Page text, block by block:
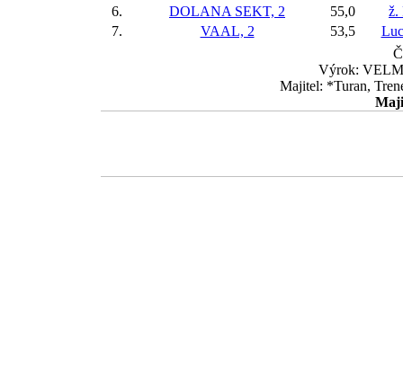
6.
DOLANA SEKT, 2 55,0
ž.
7.
VAAL, 2 53,5
Výrok:
Majitel: *Turan,